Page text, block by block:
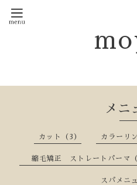
メニ
カット（3） カラーリ
縮毛矯正 ストレートパーマ（
スパメニ